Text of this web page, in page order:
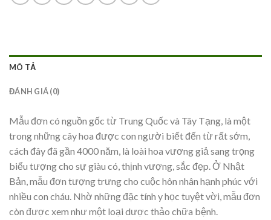
MÔ TẢ
ĐÁNH GIÁ (0)
Mẫu đơn có nguồn gốc từ Trung Quốc và Tây Tạng, là một
trong những cây hoa được con người biết đến từ rất sớm,
cách đây đã gần 4000 năm, là loài hoa vương giả sang trọng
biểu tượng cho sự giàu có, thịnh vượng, sắc đẹp. Ở Nhật
Bản, mẫu đơn tượng trưng cho cuộc hôn nhân hạnh phúc với
nhiều con cháu. Nhờ những đặc tính y học tuyệt vời, mẫu đơn
còn được xem như một loại dược thảo chữa bệnh.